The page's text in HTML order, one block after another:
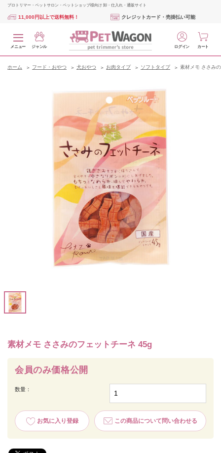
プロトリマー・ペットサロン・ペットショップ様向け 卸・仕入れ・通販サイト
11,000円以上で送料無料！ クレジットカード・売掛払い可能
メニュー ジャンル ログイン カート
ホーム フード・おやつ 犬おやつ お肉タイプ ソフトタイプ 素材メモ ささみ
素材メモ ささみのフェットチーネ 45g
会員のみ価格公開
数量：
お気に入り登録 この商品について問い合わせる